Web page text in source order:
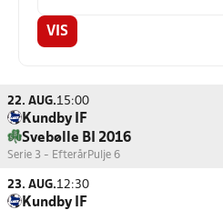
VIS
22. AUG.15:00
Kundby IF
Svebølle BI 2016
Serie 3 - EfterårPulje 6
23. AUG.12:30
Kundby IF